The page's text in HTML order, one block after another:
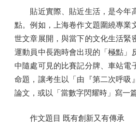
貼近實際、貼近生活，是今年
點。例如，上海卷作文題圍繞專業
世文章展開，與當下的文化生活緊
運動員中長跑時會出現的「極點」
中隨處可見的比賽記分牌、車站電
命題，讓考生以「由『第二次呼吸
論文，或以「當數字閃耀時」寫一
作文題目 既有創新又有傳承